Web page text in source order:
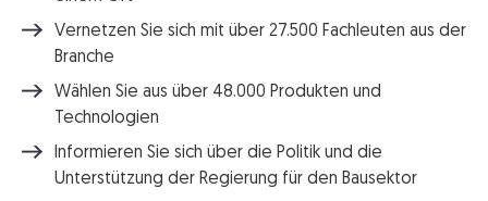
Vernetzen Sie sich mit über 27.500 Fachleuten aus der
Branche
Wählen Sie aus über 48.000 Produkten und
Technologien
Informieren Sie sich über die Politik und die
Unterstützung der Regierung für den Bausektor